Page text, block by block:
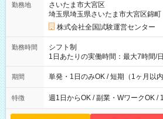
例】 ・河合塾模擬試験 8:30～
×8時間＝日収10,400円＋交通費 ※
円の場合あり ・国家試験 7:00～
円（役割手当＋100円）×6時間＝日収
間】試用期間なし
勤務地
さいたま市大宮区
埼玉県埼玉県さいたま市大宮区錦町
株式会社全国試験運営センター
勤務時間
シフト制
1日あたりの実働時間：最大7時間/
間は 試験により異なります。
期間 単発・1日のみOK / 短期（1ヶ月以内
特徴 週1日からOK / 副業・WワークOK /